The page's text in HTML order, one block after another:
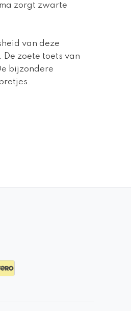
zorgt zwarte
van deze
zoete toets van
bijzondere